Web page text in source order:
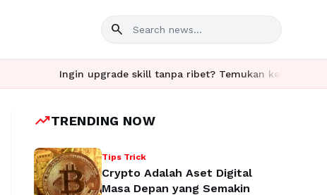
search
Ingin upgrade skill tanpa ribet? Temukan kelas seru dan
trending_upTRENDING NOW
Tips Trick
Crypto Adalah Aset Digital
Masa Depan yang Semakin